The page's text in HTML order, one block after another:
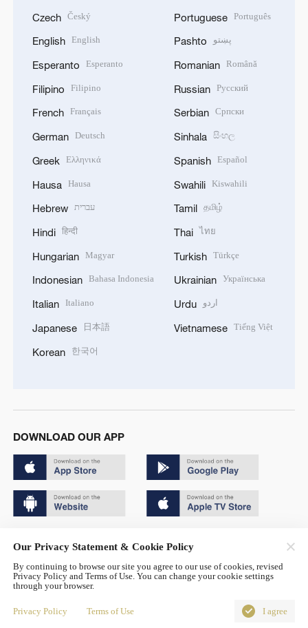
Czech Český
English English
Esperanto Esperanto
Filipino Filipino
French Français
German Deutsch
Greek Ελληνικά
Hausa Hausa
Hebrew עברית
Hindi हिन्दी
Hungarian Magyar
Indonesian Bahasa Indonesia
Italian Italiano
Japanese 日本語
Korean 한국어
Portuguese Português
Pashto پښتو
Romanian Română
Russian Русский
Serbian Српски
Sinhala සිංහල
Spanish Español
Swahili Kiswahili
Tamil தமிழ்
Thai ไทย
Turkish Türkçe
Ukrainian Українська
Urdu اردو
Vietnamese Tiếng Việt
DOWNLOAD OUR APP
京ICP备20000184号
京公网安备 11010502050052号
Disinformation report hotline: 010-85061466
Our Privacy Statement & Cookie Policy
By continuing to browse our site you agree to our use of cookies, revised
Privacy Policy and Terms of Use. You can change your cookie settings
through your browser.
Privacy Policy Terms of Use I agree